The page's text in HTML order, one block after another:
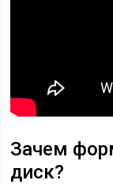
Зачем
диск?